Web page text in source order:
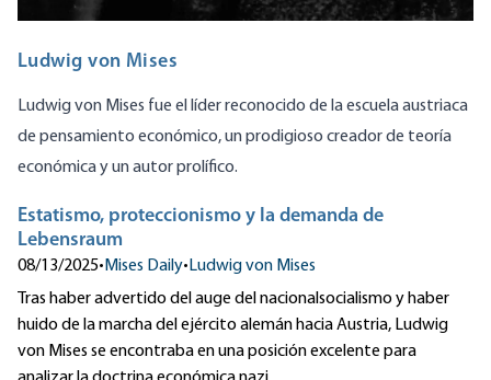
Ludwig von Mises
Ludwig von Mises fue el líder reconocido de la escuela austriaca
de pensamiento económico, un prodigioso creador de teoría
económica y un autor prolífico.
Estatismo, proteccionismo y la demanda de
Lebensraum
08/13/2025•Mises Daily•Ludwig von Mises
Tras haber advertido del auge del nacionalsocialismo y haber
huido de la marcha del ejército alemán hacia Austria, Ludwig
von Mises se encontraba en una posición excelente para